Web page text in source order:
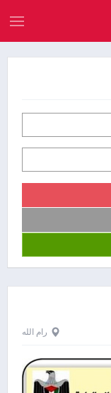
رام الله